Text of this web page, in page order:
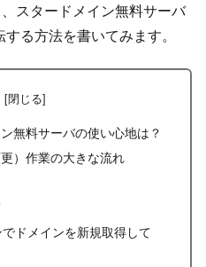
スタードメイン無料サーバ
る方法を書いてみます。
無料サーバの使い心地は？
）作業の大きな流れ
ドメインを新規取得して